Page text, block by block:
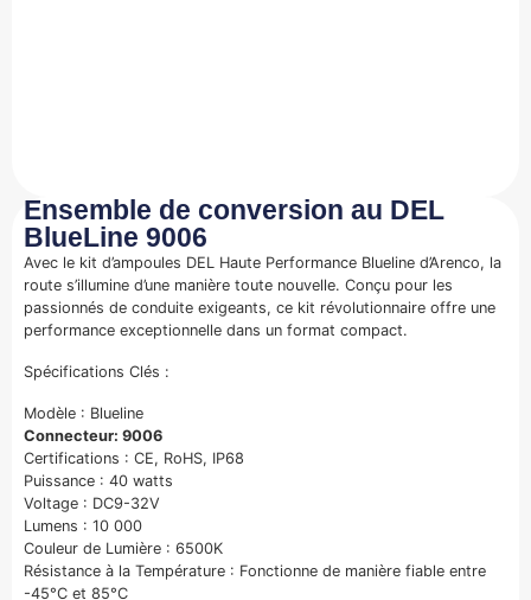
Ensemble de conversion au DEL
BlueLine 9006
Avec le kit d’ampoules DEL Haute Performance Blueline d’Arenco, la
route s’illumine d’une manière toute nouvelle. Conçu pour les
passionnés de conduite exigeants, ce kit révolutionnaire offre une
performance exceptionnelle dans un format compact.
Spécifications Clés :
Modèle : Blueline
Connecteur: 9006
Certifications : CE, RoHS, IP68
Puissance : 40 watts
Voltage : DC9-32V
Lumens : 10 000
Couleur de Lumière : 6500K
Résistance à la Température : Fonctionne de manière fiable entre
-45°C et 85°C